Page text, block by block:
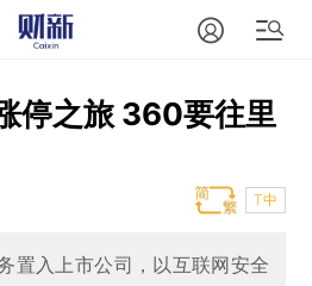
停之旅 360要往里
T中
置入上市公司，以互联网安全